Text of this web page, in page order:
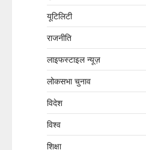
यूटिलिटी
राजनीति
लाइफस्टाइल न्यूज़
लोकसभा चुनाव
विदेश
विश्व
शिक्षा